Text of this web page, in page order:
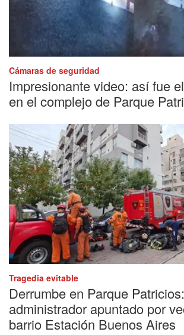
Cámaras de seguridad
Impresionante video: así fue
en el complejo de Parque
Tragedia evitable
Derrumbe en Parque
administrador apuntado por
barrio Estación Buenos Aires